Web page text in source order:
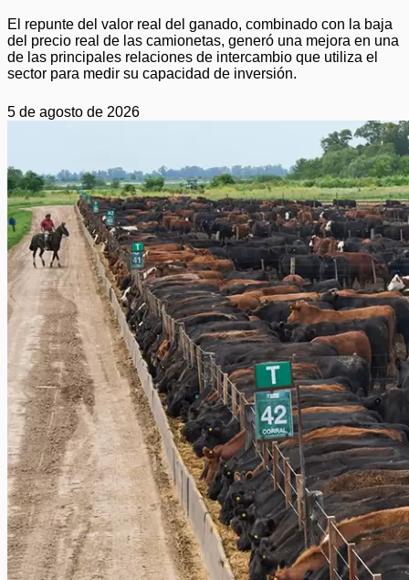
El repunte del valor real del ganado, combinado con la baja
del precio real de las camionetas, generó una mejora en una
de las principales relaciones de intercambio que utiliza el
sector para medir su capacidad de inversión.
5 de agosto de 2026